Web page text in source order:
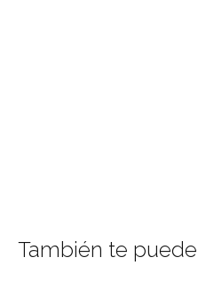
También te